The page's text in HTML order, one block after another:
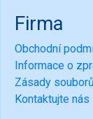
Firma
Obchodní
Informace o
Zásady
Kontaktujte nás